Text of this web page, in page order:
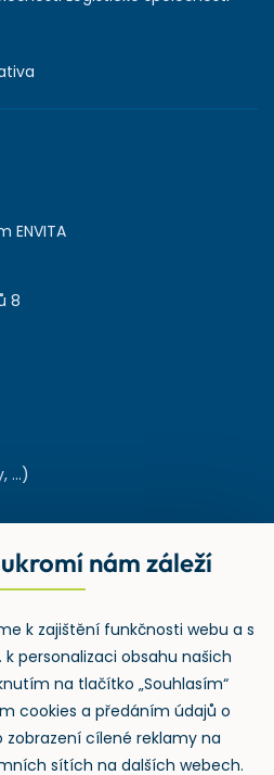
ENVITA
8
...)
v odpadechnám záleží
k zajištění funkčnosti webu a s
personalizaci obsahu našich
na tlačítko „Souhlasím“
cookies a předáním údajů o
cílené reklamy na
sítích na dalších webech.